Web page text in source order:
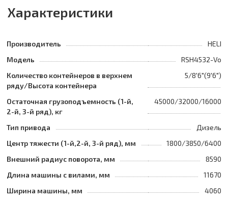
Характеристики
Производитель
HELI
Модель
RSH4532-Vo
Количество контейнеров в верхнем
ряду/Высота контейнера
5/8'6"(9'6")
Остаточная грузоподъемность (1-й,
2-й, 3-й ряд), кг
45000/32000/16000
Тип привода
Дизель
Центр тяжести (1-й,2-й, 3-й ряд), мм
1800/3850/6400
Внешний радиус поворота, мм
8590
Длина машины с вилами, мм
11670
Ширина машины, мм
4060